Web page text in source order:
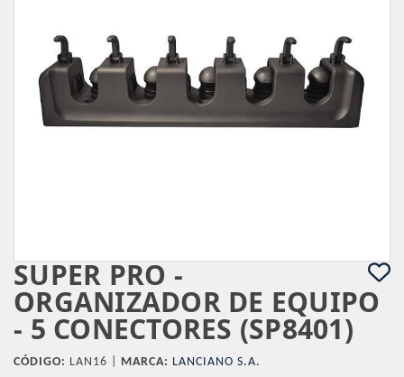
SUPER PRO -
ORGANIZADOR DE EQUIPO
- 5 CONECTORES (SP8401)
CÓDIGO: LAN16 | MARCA: LANCIANO S.A.